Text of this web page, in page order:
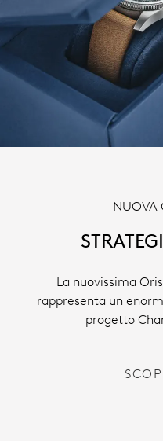
NUOVA
La nuovissima
rappresenta un
progetto